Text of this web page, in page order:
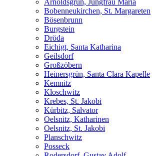
Bobenneukirchen, St. Margareten
Bösenbrunn
Burgstein
Dröda
Eichigt, Santa Katharina
Geilsdorf
Großzöbern
Heinersgrün, Santa Clara Kapelle
Kemnitz
Kloschwitz
Krebes, St. Jakobi
Kürbitz, Salvator
Oelsnitz, Katharinen
Oelsnitz, St. Jakobi
Planschwitz
Posseck